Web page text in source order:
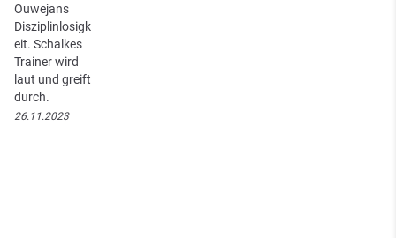
Ouwejans
Disziplinlosigk
eit. Schalkes
Trainer wird
laut und greift
durch.
26.11.2023